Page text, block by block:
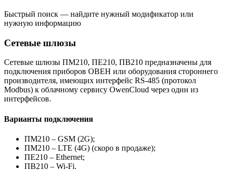
Быстрый поиск — найдите нужный модификатор или
нужную информацию
Сетевые шлюзы
Сетевые шлюзы ПМ210, ПЕ210, ПВ210 предназначены для
подключения приборов ОВЕН или оборудования стороннего
производителя, имеющих интерфейс RS-485 (протокол
Modbus) к облачному сервису OwenCloud через один из
интерфейсов.
Варианты подключения
ПМ210 – GSM (2G);
ПМ210 – LTE (4G) (скоро в продаже);
ПЕ210 – Ethernet;
ПВ210 – Wi-Fi.